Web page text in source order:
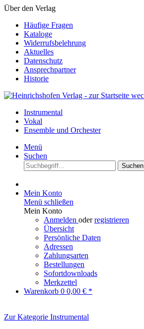
Über den Verlag
Häufige Fragen
Kataloge
Widerrufsbelehrung
Aktuelles
Datenschutz
Ansprechpartner
Historie
Instrumental
Vokal
Ensemble und Orchester
Menü
Suchen
Suchen
Mein Konto
Menü schließen
Mein Konto
Anmelden oderregistrieren
Übersicht
Persönliche Daten
Adressen
Zahlungsarten
Bestellungen
Sofortdownloads
Merkzettel
Warenkorb 0 0,00 € *
Zur Kategorie Instrumental